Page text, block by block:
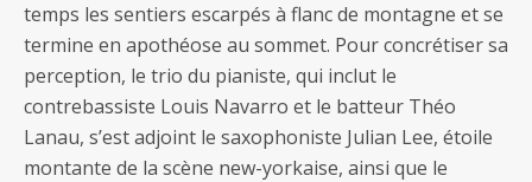
temps les sentiers escarpés à flanc de montagne et se
termine en apothéose au sommet. Pour concrétiser sa
perception, le trio du pianiste, qui inclut le
contrebassiste Louis Navarro et le batteur Théo
Lanau, s’est adjoint le saxophoniste Julian Lee, étoile
montante de la scène new-yorkaise, ainsi que le